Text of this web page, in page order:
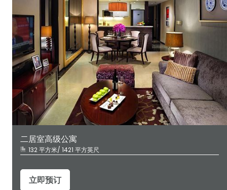
二居室高级公寓
132 平方米/ 1421 平方英尺
立即预订